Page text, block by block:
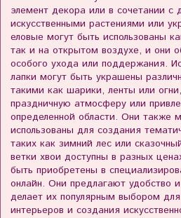
элемент декора или в сочетании с
искусственными растениями или
еловые могут быть использованы
так и на открытом воздухе, и они
особого ухода или поддержания.
лапки могут быть украшены
такими как шарики, ленты или
праздничную атмосферу или
определенной области. Они также
использованы для создания
таких как зимний лес или
ветки хвои доступны в разных
быть приобретены в
онлайн. Они предлагают удобство и
делает их популярным выбором
интерьеров и создания